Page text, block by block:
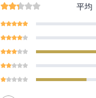
平均